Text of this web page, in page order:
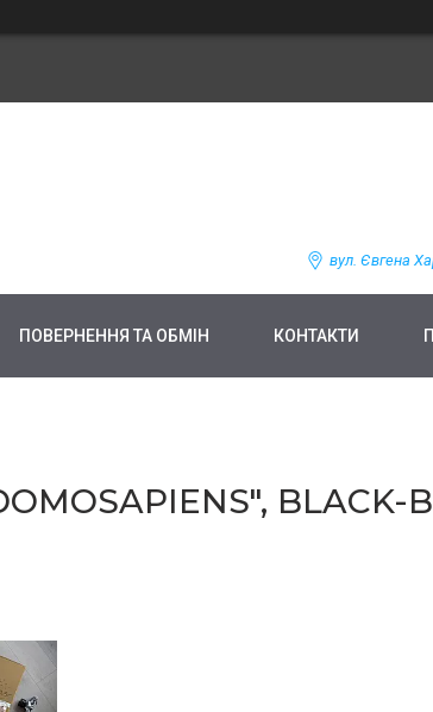
вул. Євгена
ПОВЕРНЕННЯ ТА ОБМІН КОНТАКТИ
BLACK-